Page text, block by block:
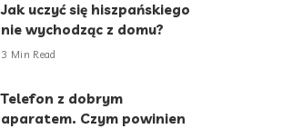
Jak uczyć się hiszpańskiego
nie wychodząc z domu?
3 Min Read
Telefon z dobrym
aparatem. Czym powinien